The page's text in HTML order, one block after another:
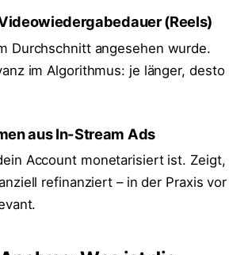
(Reels)
Durchschnitt angesehen wurde.
im Algorithmus: je länger, desto
aus In-Stream Ads
Account monetarisiert ist. Zeigt,
refinanziert – in der Praxis vor